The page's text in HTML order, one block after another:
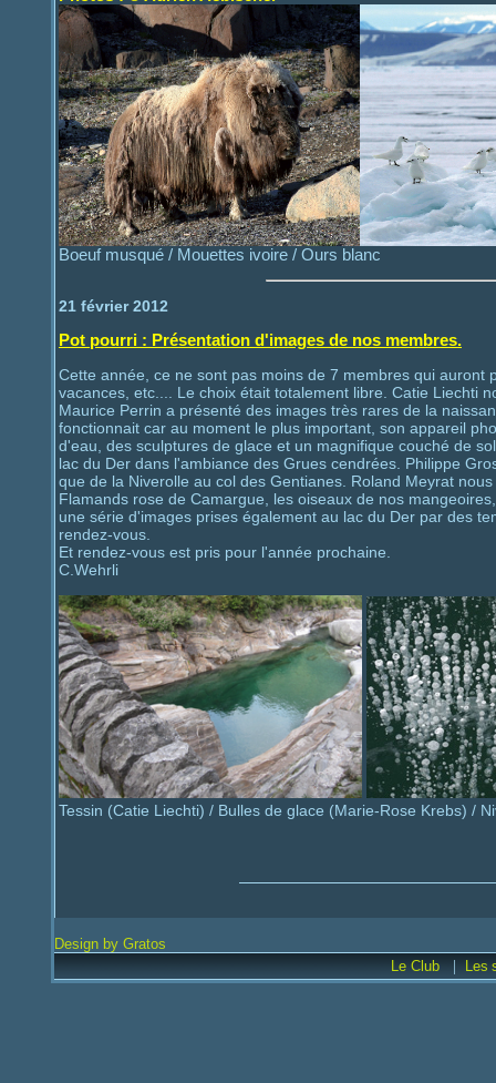
Boeuf musqué / Mouettes ivoire / Ours blanc
21 février 2012
Pot pourri : Présentation d'images de nos membres.
Cette année, ce ne sont pas moins de 7 membres qui
vacances, etc.... Le choix était totalement libre. Catie Liechti
Maurice Perrin a présenté des images très rares de la
fonctionnait car au moment le plus important, son appareil
d'eau, des sculptures de glace et un magnifique couché de
lac du Der dans l'ambiance des Grues cendrées. Philippe
que de la Niverolle au col des Gentianes. Roland Meyrat
Flamands rose de Camargue, les oiseaux de nos
une série d'images prises également au lac du Der par des
rendez-vous.
Et rendez-vous est pris pour l'année prochaine.
C.Wehrli
Tessin (Catie Liechti) / Bulles de glace (Marie-Rose Krebs) /
Design by Gratos
Le Club
| Les